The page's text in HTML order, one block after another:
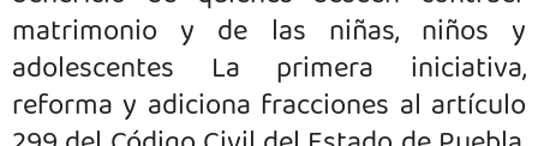
matrimonio y de las niñas, niños y
adolescentes La primera iniciativa,
reforma y adiciona fracciones al artículo